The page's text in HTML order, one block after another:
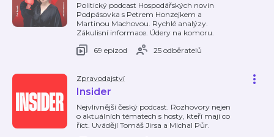
Politický podcast Hospodářských novin
Podpásovka s Petrem Honzejkem a
Martinou Machovou. Rychlé analýzy.
Zákulisní informace. Údery na komoru.
69 epizod
25 odběratelů
Zpravodajství
Insider
Nejvlivnější český podcast. Rozhovory nejen
o aktuálních tématech s hosty, kteří mají co
říct. Uvádějí Tomáš Jirsa a Michal Půr.